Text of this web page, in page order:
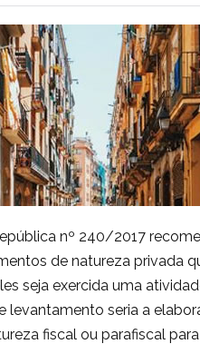
nº 240/2017
de natureza privada
seja exercida uma
levantamento seria a
fiscal ou parafiscal